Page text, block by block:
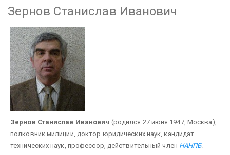
Зернов Станислав Иванович
Зернов Станислав Иванович (родился 27 июня 1947, Москва),
полковник милиции, доктор юридических наук, кандидат
технических наук, профессор, действительный член НАНПБ.